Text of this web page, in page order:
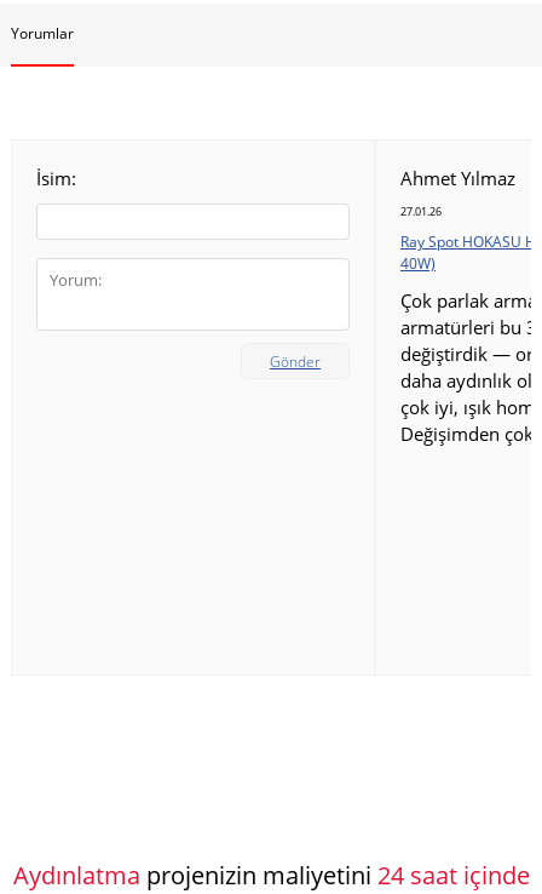
Yorumlar
İsim:
Gönder
Ahmet Yılmaz
27.01.26
Ray Spot HOKASU
40W)
Çok parlak
armatürleri bu
değiştirdik —
daha aydınlık
çok iyi, ışık
Değişimden çok
Aydınlatma projenizin maliyetini 24 saat içinde